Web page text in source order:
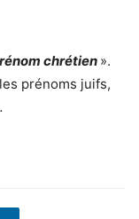
chrétien ».
prénoms juifs,